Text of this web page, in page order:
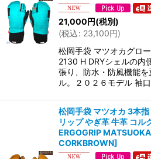
21,000円(税別)
(税込: 23,100円)
松岡手袋 マツオカグロ
2130 H DRYシェルの内
張り、防水・防風機能
ル。２０２６モデル 袖
松岡手袋 マツオカ 3本
リップ やぎ革 牛革 コ
ERGOGRIP
CORKBROWN]